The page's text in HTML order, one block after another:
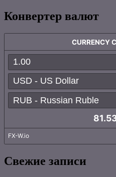
Конвертер валют
Свежие записи